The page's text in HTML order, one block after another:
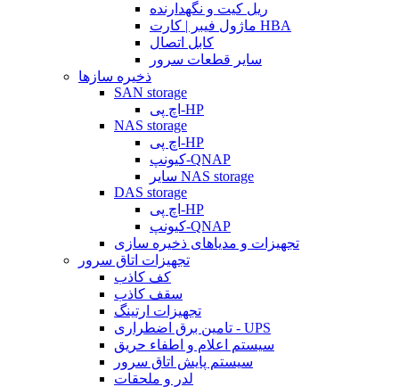
ریل کیت و نگهدارنده
ماژول فیبر | کارت HBA
کابل اتصال
سایر قطعات سرور
ذخیره سازها
SAN storage
اچ پی-HP
NAS storage
اچ پی-HP
کیونپ-QNAP
سایر NAS storage
DAS storage
اچ پی-HP
کیونپ-QNAP
تجهیزات و مدیاهای ذخیره سازی
تجهیزات اتاق سرور
کف کاذب
سقف کاذب
تجهیزات ارتینگ
تامین برق اضطراری - UPS
سیستم اعلام و اطفاء حریق
سیستم پایش اتاق سرور
لدر و ملحقات